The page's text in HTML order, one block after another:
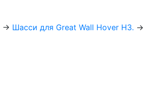
→ Шасси для Great Wall Hover H3. →